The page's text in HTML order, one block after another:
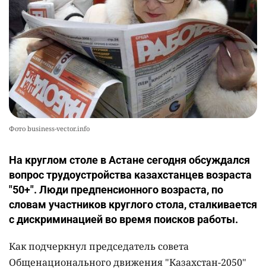
Фото business-vector.info
На круглом столе в Астане сегодня обсуждался
вопрос трудоустройства казахстанцев возраста
"50+". Люди предпенсионного возраста, по
словам участников круглого стола, сталкивается
с дискриминацией во время поисков работы.
Как подчеркнул председатель совета
Общенационального движения "Казахстан-2050"